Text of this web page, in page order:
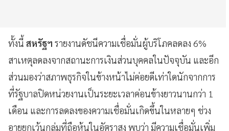
ทั้งนี้ สหรัฐฯ รายงานดัชนีความเชื่อมั่นผู้บริโภคลดลง 6%
สาเหตุลดลงจากสถานะการเงินส่วนบุคคลในปัจจุบัน และอีก
ส่วนมองว่าสภาพธุรกิจในข้างหน้าไม่ค่อยดีเท่าใดนักจากการ
ที่รัฐบาลปิดหน่วยงานเป็นระยะเวลาค่อนข้างยาวนานกว่า 1
เดือน และการลดลงของความเชื่อมั่นเกิดขึ้นในหลายๆ ช่วง
อายุยกเว้นกลุ่มที่ถือหุ้นในอัตราสูง พบว่า มีความเชื่อมั่นเพิ่ม